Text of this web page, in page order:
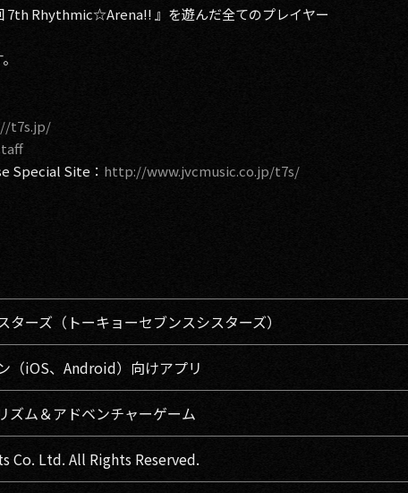
Rhythmic☆Arena!! 』を遊んだ全てのプレイヤー
t7s.jp/
Special Site： http://www.jvcmusic.co.jp/t7s/
ーズ（トーキョーセブンスシスターズ）
（iOS、Android）向けアプリ
ズム＆アドベンチャーゲーム
Co. Ltd. All Rights Reserved.